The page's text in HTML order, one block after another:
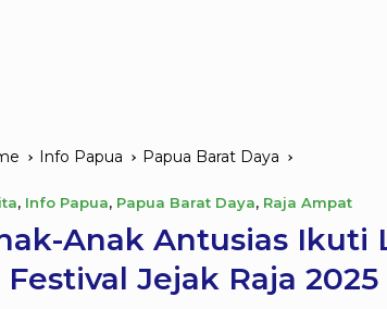
Info Papua Papua Barat Daya
, Info Papua, Papua Barat Daya, Raja Ampat
Anak Antusias Ikuti
Festival Jejak Raja